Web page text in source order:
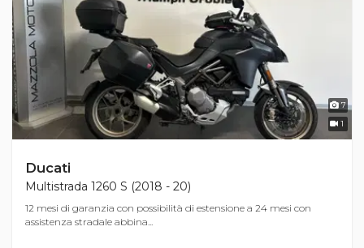
7
1
Ducati
Multistrada 1260 S (2018 - 20)
12 mesi di garanzia con possibilità di estensione a 24 mesi con
assistenza stradale abbina...